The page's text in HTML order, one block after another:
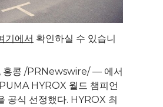
기에서 확인하실 수 있습니
홍콩 /PRNewswire/ — 에서
HYROX 월드 챔피언
공식 선정했다. HYROX 최